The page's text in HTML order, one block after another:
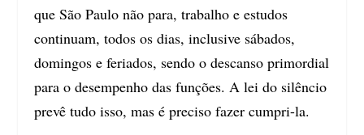
que São Paulo não para, trabalho e estudos
continuam, todos os dias, inclusive sábados,
domingos e feriados, sendo o descanso primordial
para o desempenho das funções. A lei do silêncio
prevê tudo isso, mas é preciso fazer cumpri-la.